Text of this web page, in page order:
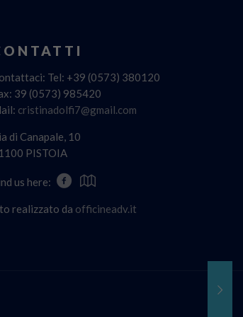
Tel: +39 (0573) 380120
39 (0573) 985420
cristinadolfi7@gmail.com
di Canapale, 10
PISTOIA
us here:
realizzato da officineadv.it